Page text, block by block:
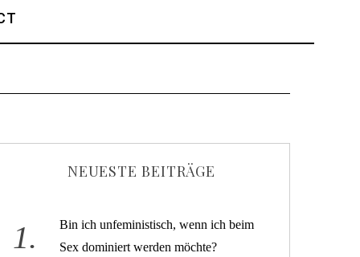
NEUESTE BEITRÄGE
Bin ich unfeministisch, wenn ich beim
Sex dominiert werden möchte?